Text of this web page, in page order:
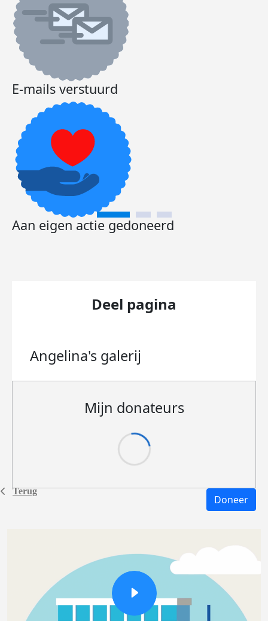
Terug
E-mails verstuurd
Aan eigen actie gedoneerd
Deel pagina
Angelina's galerij
Mijn donateurs
Doneer